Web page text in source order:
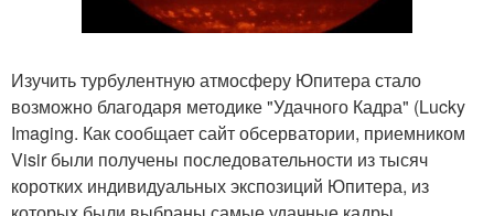
Изучить турбулентную атмосферу Юпитера стало
возможно благодаря методике "Удачного Кадра" (Lucky
Imaging. Как сообщает сайт обсерватории, приемником
Visir были получены последовательности из тысяч
коротких индивидуальных экспозиций Юпитера, из